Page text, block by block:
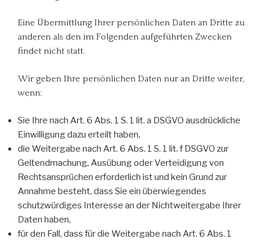
Eine Übermittlung Ihrer persönlichen Daten an Dritte zu
anderen als den im Folgenden aufgeführten Zwecken
findet nicht statt.
Wir geben Ihre persönlichen Daten nur an Dritte weiter,
wenn:
Sie Ihre nach Art. 6 Abs. 1 S. 1 lit. a DSGVO ausdrückliche
Einwilligung dazu erteilt haben,
die Weitergabe nach Art. 6 Abs. 1 S. 1 lit. f DSGVO zur
Geltendmachung, Ausübung oder Verteidigung von
Rechtsansprüchen erforderlich ist und kein Grund zur
Annahme besteht, dass Sie ein überwiegendes
schutzwürdiges Interesse an der Nichtweitergabe Ihrer
Daten haben,
für den Fall, dass für die Weitergabe nach Art. 6 Abs. 1